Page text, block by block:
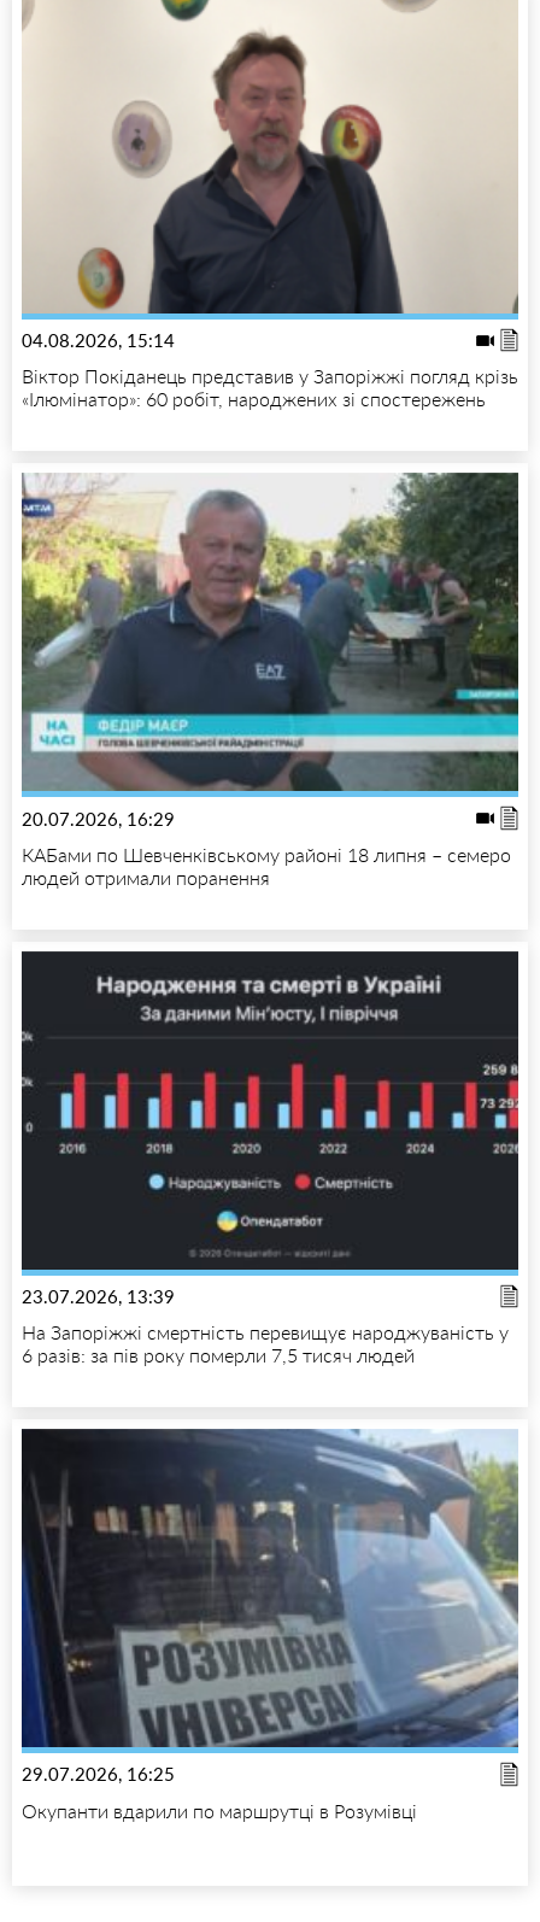
04.08.2026, 15:14
Віктор Покіданець представив у Запоріжжі погляд крізь
«Ілюмінатор»: 60 робіт, народжених зі спостережень
20.07.2026, 16:29
КАБами по Шевченківському районі 18 липня – семеро
людей отримали поранення
23.07.2026, 13:39
На Запоріжжі смертність перевищує народжуваність у
6 разів: за пів року померли 7,5 тисяч людей
29.07.2026, 16:25
Окупанти вдарили по маршрутці в Розумівці